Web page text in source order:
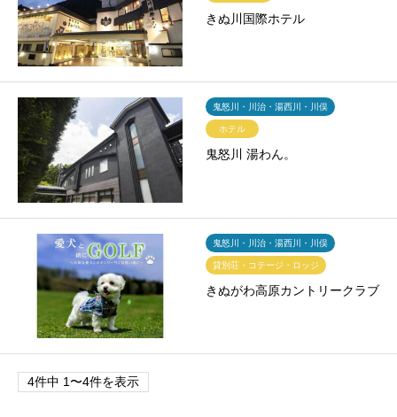
きぬ川国際ホテル
鬼怒川・川治・湯西川・川俣
ホテル
鬼怒川 湯わん。
鬼怒川・川治・湯西川・川俣
貸別荘・コテージ・ロッジ
きぬがわ高原カントリークラブ
4件中 1〜4件を表示